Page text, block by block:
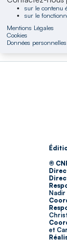
sur le contenu
sur le
Mentions Légales
Cookies
Données personnelles
©
Nadir
et